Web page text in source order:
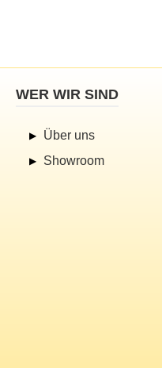
WER WIR SIND
Über uns
Showroom